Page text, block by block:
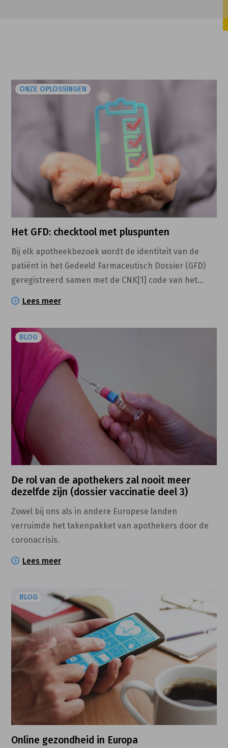
ONZE OPLOSSINGEN
Het GFD: checktool met pluspunten
Bij elk apotheekbezoek wordt de identiteit van de
patiënt in het Gedeeld Farmaceutisch Dossier (GFD)
geregistreerd samen met de CNK[1] code van het
afgeleverde geneesmiddel, de afleveringsdatum, de
Lees meer
BLOG
De rol van de apothekers zal nooit meer
dezelfde zijn (dossier vaccinatie deel 3)
Zowel bij ons als in andere Europese landen
verruimde het takenpakket van apothekers door de
coronacrisis.
Lees meer
BLOG
Online gezondheid in Europa